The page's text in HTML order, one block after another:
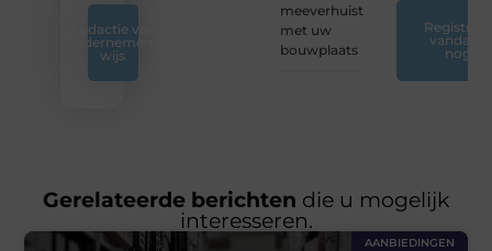
Redactie van
Ondernemend
wijs
meeverhuist
met uw
bouwplaats
Registreer
vandaag
nog
Gerelateerde berichten die u mogelijk
interesseren.
AANBIEDINGEN